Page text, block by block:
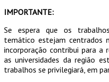
IMPORTANTE:
Se espera que os
temático estejam centrados
incorporação contribui para a
as universidades da região
trabalhos se privilegiará, em